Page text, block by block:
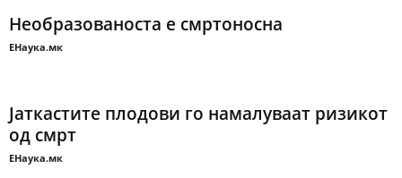
Необразованоста е смртоносна
ЕНаука.мк
Јаткастите плодови го намалуваат ризикот
од смрт
ЕНаука.мк